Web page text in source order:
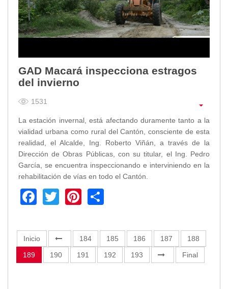
GAD Macará inspecciona estragos
del invierno
1531
La estación invernal, está afectando duramente tanto a la
vialidad urbana como rural del Cantón, consciente de esta
realidad, el Alcalde, Ing. Roberto Viñán, a través de la
Dirección de Obras Públicas, con su titular, el Ing. Pedro
García, se encuentra inspeccionando e interviniendo en la
rehabilitación de vías en todo el Cantón.
Facebook
TwitterPinterest
Inicio 184 185 186 187
188
189
190 191 192 193 Final